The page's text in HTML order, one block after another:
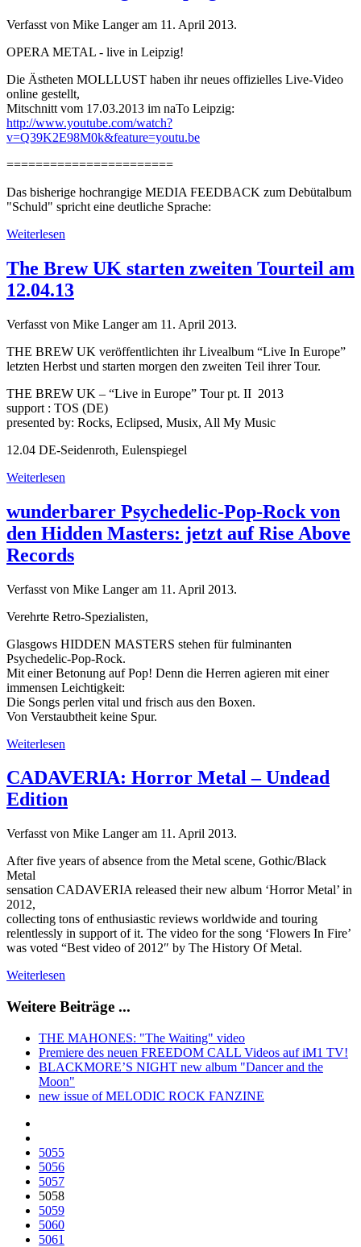
Verfasst von Mike Langer am 11. April 2013.
OPERA METAL - live in Leipzig!
Die Ästheten MOLLLUST haben ihr neues offizielles Live-Video
online gestellt,
Mitschnitt vom 17.03.2013 im naTo Leipzig:
http://www.youtube.com/watch?
v=Q39K2E98M0k&feature=youtu.be
=======================
Das bisherige hochrangige MEDIA FEEDBACK zum Debütalbum
"Schuld" spricht eine deutliche Sprache:
Weiterlesen
The Brew UK starten zweiten Tourteil am
12.04.13
Verfasst von Mike Langer am 11. April 2013.
THE BREW UK veröffentlichten ihr Livealbum “Live In Europe”
letzten Herbst und starten morgen den zweiten Teil ihrer Tour.
THE BREW UK – “Live in Europe” Tour pt. II 2013
support : TOS (DE)
presented by: Rocks, Eclipsed, Musix, All My Music
12.04 DE-Seidenroth, Eulenspiegel
Weiterlesen
wunderbarer Psychedelic-Pop-Rock von
den Hidden Masters: jetzt auf Rise Above
Records
Verfasst von Mike Langer am 11. April 2013.
Verehrte Retro-Spezialisten,
Glasgows HIDDEN MASTERS stehen für fulminanten
Psychedelic-Pop-Rock.
Mit einer Betonung auf Pop! Denn die Herren agieren mit einer
immensen Leichtigkeit:
Die Songs perlen vital und frisch aus den Boxen.
Von Verstaubtheit keine Spur.
Weiterlesen
CADAVERIA: Horror Metal – Undead
Edition
Verfasst von Mike Langer am 11. April 2013.
After five years of absence from the Metal scene, Gothic/Black
Metal
sensation CADAVERIA released their new album ‘Horror Metal’ in
2012,
collecting tons of enthusiastic reviews worldwide and touring
relentlessly in support of it. The video for the song ‘Flowers In Fire’
was voted “Best video of 2012″ by The History Of Metal.
Weiterlesen
Weitere Beiträge ...
THE MAHONES: "The Waiting" video
Premiere des neuen FREEDOM CALL Videos auf iM1 TV!
BLACKMORE’S NIGHT new album "Dancer and the
Moon"
new issue of MELODIC ROCK FANZINE
5055
5056
5057
5058
5059
5060
5061